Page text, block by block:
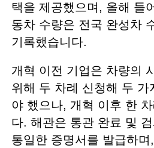
택을 제공했으며, 올해 들
동차 수량은 전국 완성차
기록했습니다.
개혁 이전 기업은 차량의
위해 두 차례 신청해 두 가
야 했으나, 개혁 이후 한
다. 해관은 통관 완료 및
통일한 증명서를 발급하